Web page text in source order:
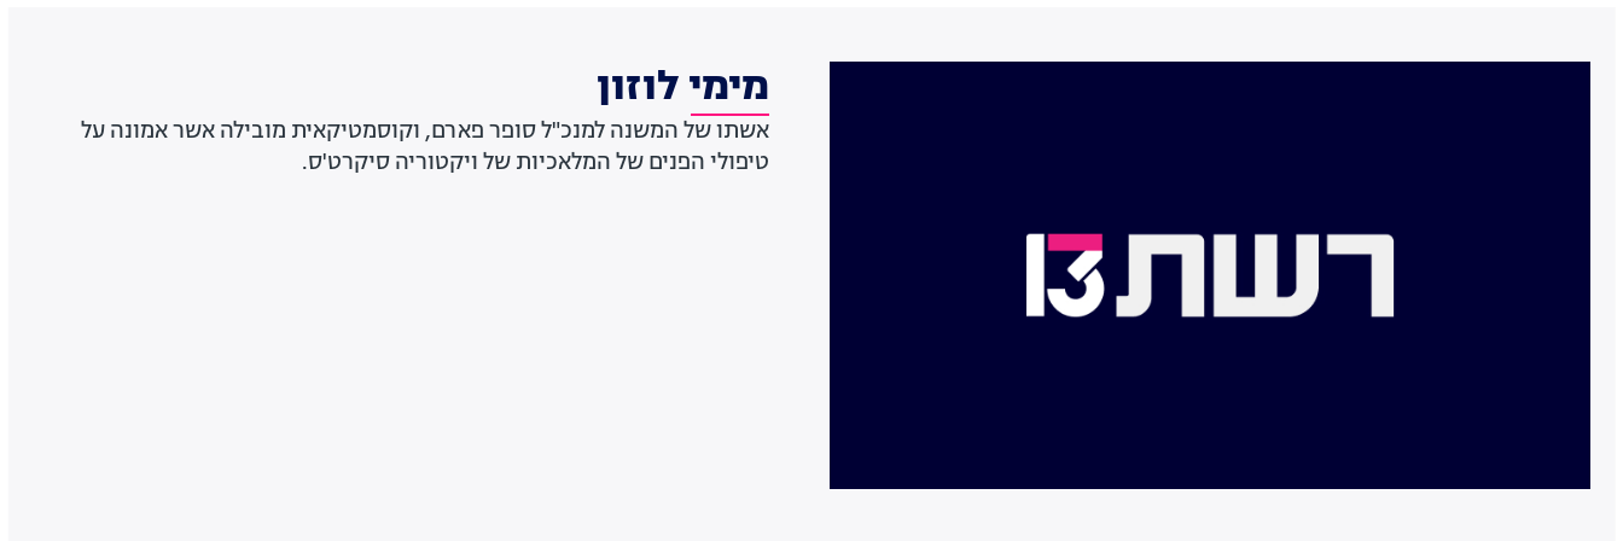
מימי לוזון
אשתו של המשנה למנכ"ל סופר פארם, וקוסמטיקאית מובילה אשר אמונה על
טיפולי הפנים של המלאכיות של ויקטוריה סיקרט'ס.